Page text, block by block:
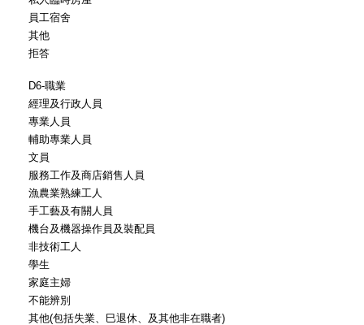
員工宿舍
其他
拒答
D6-職業
經理及行政人員
專業人員
輔助專業人員
文員
服務工作及商店銷售人員
漁農業熟練工人
手工藝及有關人員
機台及機器操作員及裝配員
非技術工人
學生
家庭主婦
不能辨別
其他(包括失業、巳退休、及其他非在職者)